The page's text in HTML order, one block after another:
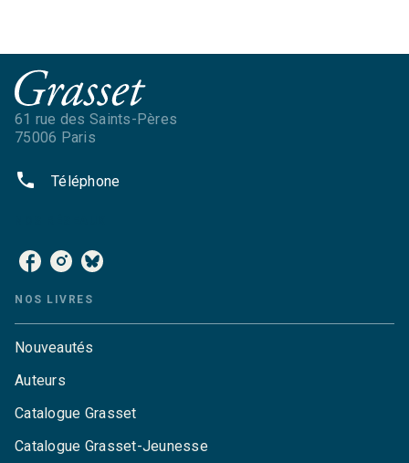
61 rue des Saints-Pères
75006 Paris
phone Téléphone
NOS LIVRES
Nouveautés
Auteurs
Catalogue Grasset
Catalogue Grasset-Jeunesse